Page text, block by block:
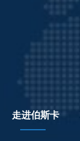
走进伯斯卡